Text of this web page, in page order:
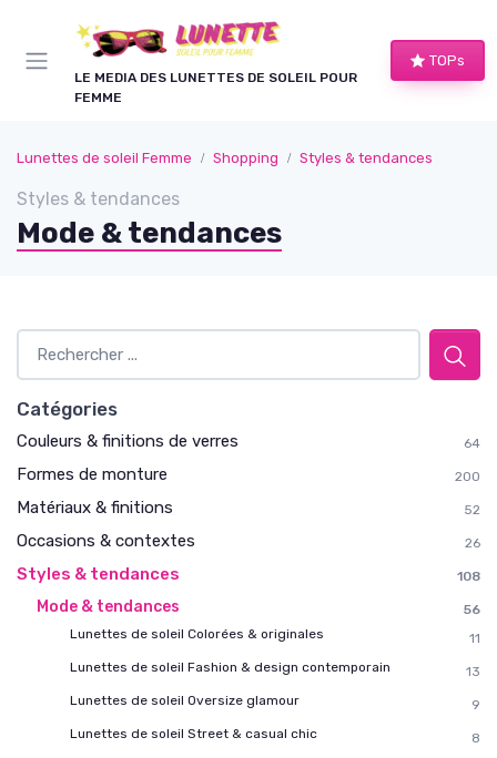
LE MEDIA DES LUNETTES DE SOLEIL POUR
FEMME
TOPs
Lunettes de soleil Femme Shopping Styles & tendances
Styles & tendances
Mode & tendances
Catégories
Couleurs & finitions de verres 64
Formes de monture 200
Matériaux & finitions 52
Occasions & contextes 26
Styles & tendances 108
Mode & tendances
56
Lunettes de soleil Colorées & originales
11
Lunettes de soleil Fashion & design contemporain
13
Lunettes de soleil Oversize glamour
9
Lunettes de soleil Street & casual chic
8